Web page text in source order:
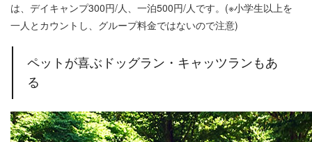
は、デイキャンプ300円/人、一泊500円/人です。(※小学生以上を
一人とカウントし、グループ料金ではないので注意)
ペットが喜ぶドッグラン・キャッツランもあ
る